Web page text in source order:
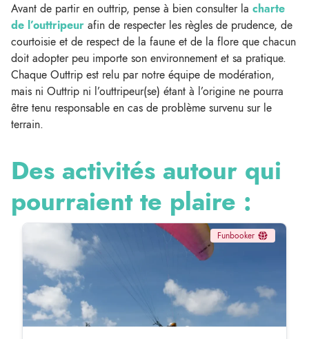
Avant de partir en outtrip, pense à bien consulter la charte
de l’outtripeur afin de respecter les règles de prudence, de
courtoisie et de respect de la faune et de la flore que chacun
doit adopter peu importe son environnement et sa pratique.
Chaque Outtrip est relu par notre équipe de modération,
mais ni Outtrip ni l’outtripeur(se) étant à l’origine ne pourra
être tenu responsable en cas de problème survenu sur le
terrain.
Des activités autour qui
pourraient te plaire :
Funbooker